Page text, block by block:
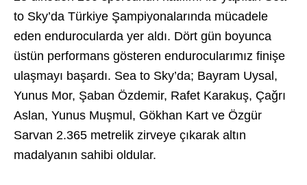
to Sky’da Türkiye Şampiyonalarında mücadele
eden endurocularda yer aldı. Dört gün boyunca
üstün performans gösteren endurocularımız finişe
ulaşmayı başardı. Sea to Sky’da; Bayram Uysal,
Yunus Mor, Şaban Özdemir, Rafet Karakuş, Çağrı
Aslan, Yunus Muşmul, Gökhan Kart ve Özgür
Sarvan 2.365 metrelik zirveye çıkarak altın
madalyanın sahibi oldular.